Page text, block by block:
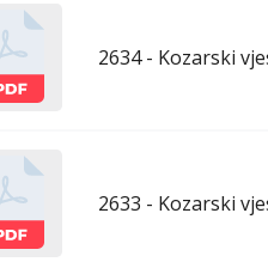
2634 - Kozarski
2633 - Kozarski